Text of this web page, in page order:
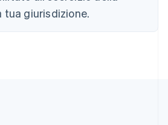
tua giurisdizione.